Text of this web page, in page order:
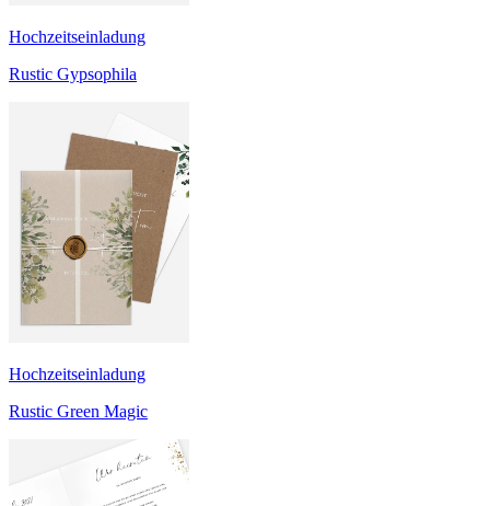
Hochzeitseinladung
Rustic Gypsophila
Hochzeitseinladung
Rustic Green Magic